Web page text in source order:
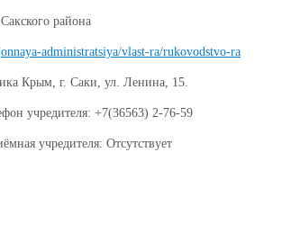
района
administratsiya/vlast-ra/rukovodstvo-ra
Крым, г. Саки, ул. Ленина, 15.
учредителя: +7(36563) 2-76-59
учредителя: Отсутствует